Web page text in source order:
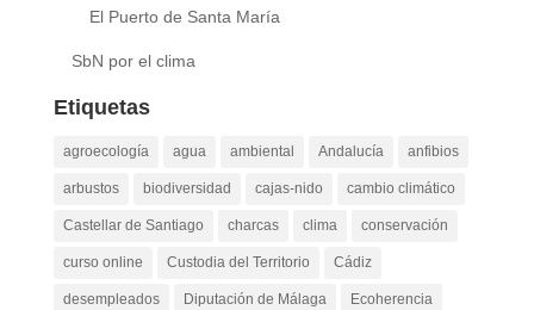
El Puerto de Santa María
SbN por el clima
Etiquetas
agroecología agua ambiental Andalucía anfibios
arbustos biodiversidad cajas-nido cambio climático
Castellar de Santiago charcas clima conservación
curso online Custodia del Territorio Cádiz
desempleados Diputación de Málaga Ecoherencia